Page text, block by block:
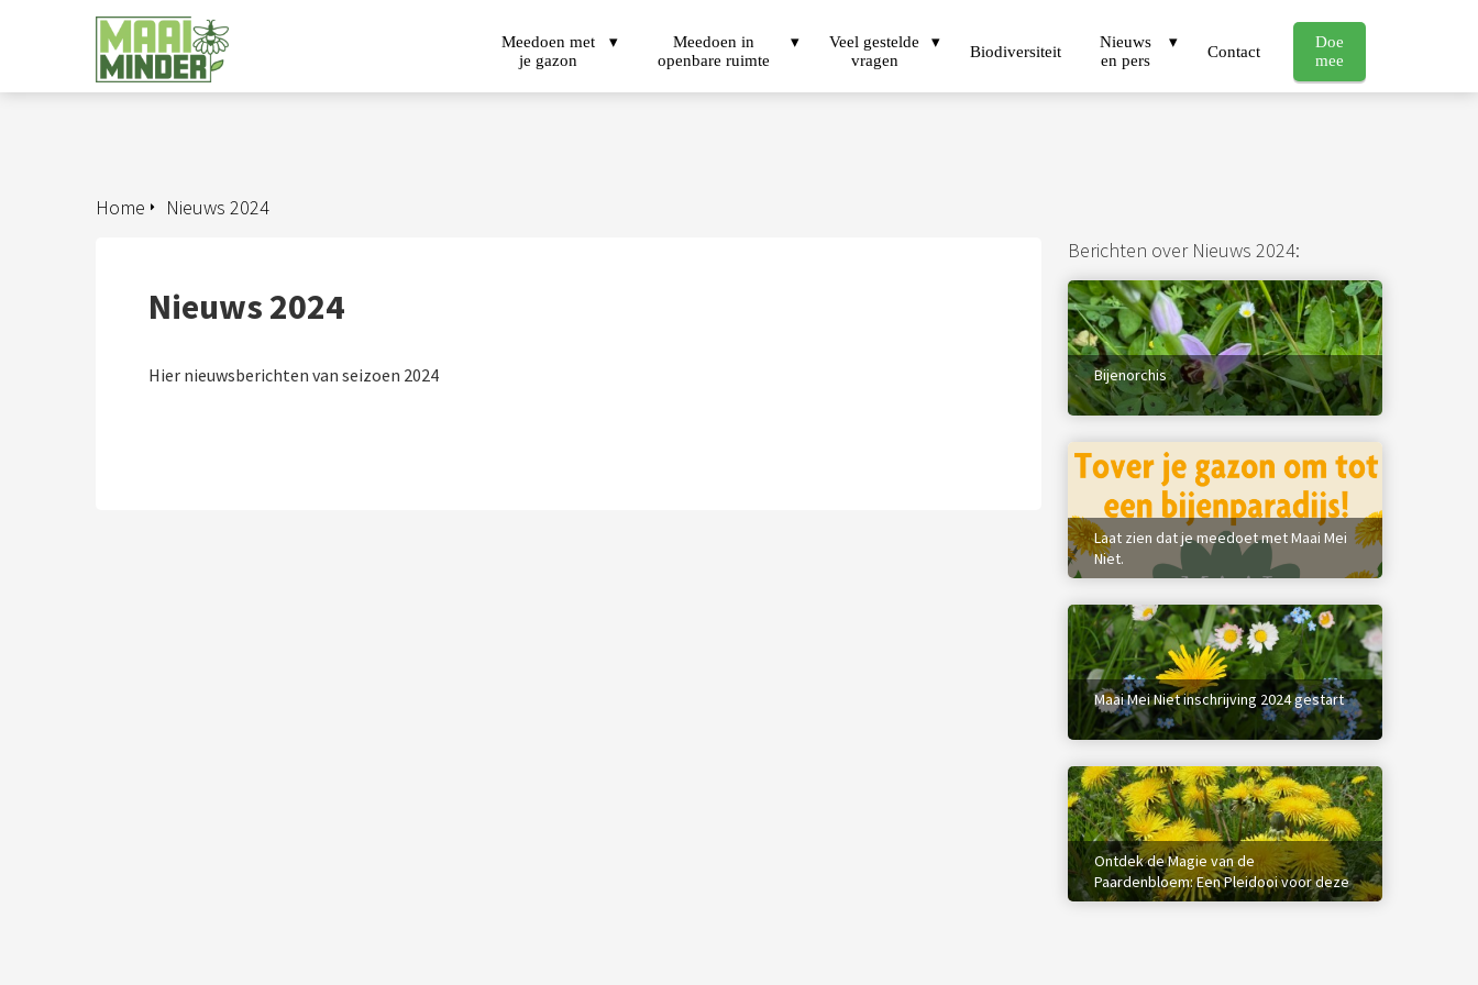
Meedoen met
je gazon
Meedoen in
openbare ruimte
Veel gestelde
vragen
Biodiversiteit
Nieuws
en pers
Contact
Doe
mee
Nieuws 2024
Home
Nieuws 2024
Hier nieuwsberichten van seizoen 2024
Berichten over Nieuws 2024:
Bijenorchis
Laat zien dat je meedoet met Maai Mei
Niet.
Maai Mei Niet inschrijving 2024 gestart
Ontdek de Magie van de
Paardenbloem: Een Pleidooi voor deze
Ondergewaardeerde Held